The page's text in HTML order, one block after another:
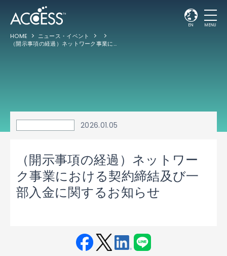
EN MENU
HOME
ニュース・イベント
（開示事項の経過）ネットワーク事業における契約締結及び一部入金に関するお知らせ
2026.01.05
（開示事項の経過）ネットワー
ク事業における契約締結及び一
部入金に関するお知らせ